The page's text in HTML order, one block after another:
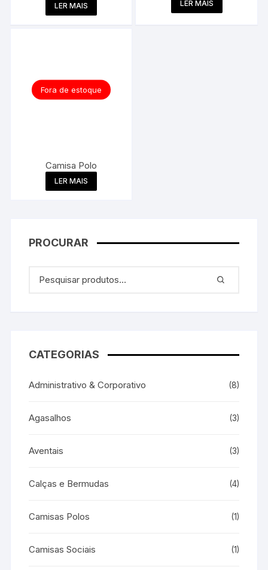
LER MAIS LER MAIS
Fora de estoque
Camisa Polo
LER MAIS
PROCURAR
CATEGORIAS
Administrativo & Corporativo (8)
Agasalhos (3)
Aventais (3)
Calças e Bermudas (4)
Camisas Polos (1)
Camisas Sociais (1)